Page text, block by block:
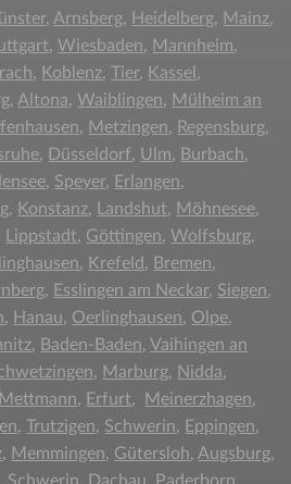
, Arnsberg, Heidelberg, Mainz,
, Wiesbaden, Mannheim,
, Koblenz,Tier, Kassel ,
, Altona, Waiblingen, Mülheim an
, Metzingen, Regensburg,
, Düsseldorf, Ulm, Burbach,
, Speyer, Erlangen,
, Konstanz, Landshut, Möhnesee,
Lippstadt, Göttingen, Wolfsburg,
, Krefeld , Bremen,
, Esslingen am Neckar, Siegen,
, Hanau, Oerlinghausen, Olpe,
, Baden-Baden,Vaihingen an
, Marburg, Nidda,
Mettmann, Erfurt, Meinerzhagen,
,Trutzigen, Schwerin, Eppingen,
, Memmingen, Gütersloh, Augsburg,